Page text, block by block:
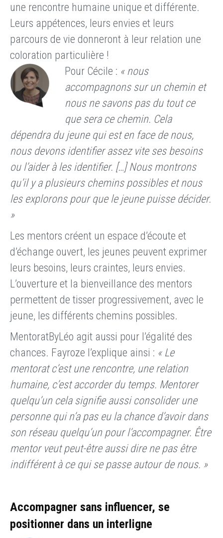
une rencontre humaine unique et différente.
Leurs appétences, leurs envies et leurs
parcours de vie donneront à leur relation une
coloration particulière !
Pour Cécile : « nous
accompagnons sur un chemin et
nous ne savons pas du tout ce
que sera ce chemin. Cela
dépendra du jeune qui est en face de nous,
nous devons identifier assez vite ses besoins
ou l’aider à les identifier. […] Nous montrons
qu’il y a plusieurs chemins possibles et nous
les explorons pour que le jeune puisse décider.
»
Les mentors créent un espace d’écoute et
d’échange ouvert, les jeunes peuvent exprimer
leurs besoins, leurs craintes, leurs envies.
L’ouverture et la bienveillance des mentors
permettent de tisser progressivement, avec le
jeune, les différents chemins possibles.
MentoratByLéo agit aussi pour l’égalité des
chances. Fayroze l’explique ainsi : « Le
mentorat c’est une rencontre, une relation
humaine, c’est accorder du temps. Mentorer
quelqu’un cela signifie aussi consolider une
personne qui n’a pas eu la chance d’avoir dans
son réseau quelqu’un pour l’accompagner. Être
mentor veut peut-être aussi dire ne pas être
indifférent à ce qui se passe autour de nous. »
Accompagner sans influencer, se
positionner dans un interligne